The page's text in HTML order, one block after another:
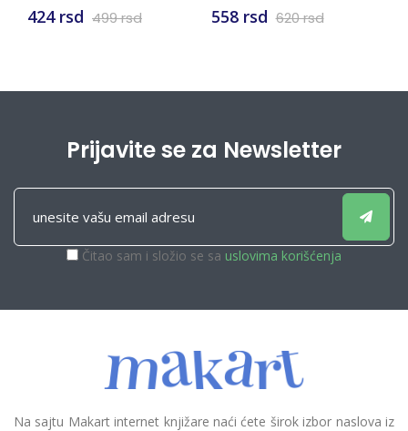
558 rsd 620 rsd 594 rsd 699 rsd
Prijavite se za Newsletter
Čitao sam i složio se sa uslovima korišćenja
Na sajtu Makart internet knjižare naći ćete širok izbor naslova iz